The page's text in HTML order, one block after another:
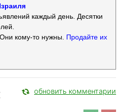
каждый день. Десятки
кому-то нужны. Продайте их
обновить комментарии